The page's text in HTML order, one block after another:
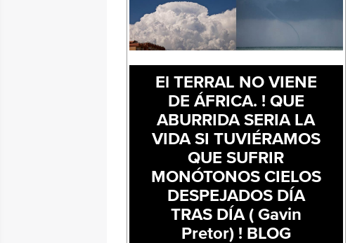
El TERRAL NO VIENE
DE ÁFRICA. ! QUE
ABURRIDA SERIA LA
VIDA SI TUVIÉRAMOS
QUE SUFRIR
MONÓTONOS CIELOS
DESPEJADOS DÍA
TRAS DÍA ( Gavin
Pretor) ! BLOG